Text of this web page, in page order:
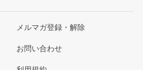
メルマガ登録・解除
お問い合わせ